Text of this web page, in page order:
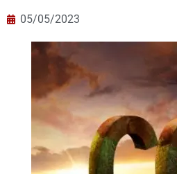
05/05/2023